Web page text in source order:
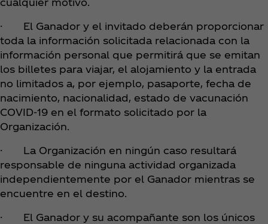
cualquier motivo.
· El Ganador y el invitado deberán proporcionar
toda la información solicitada relacionada con la
información personal que permitirá que se emitan
los billetes para viajar, el alojamiento y la entrada
no limitados a, por ejemplo, pasaporte, fecha de
nacimiento, nacionalidad, estado de vacunación
COVID-19 en el formato solicitado por la
Organización.
· La Organización en ningún caso resultará
responsable de ninguna actividad organizada
independientemente por el Ganador mientras se
encuentre en el destino.
· El Ganador y su acompañante son los únicos